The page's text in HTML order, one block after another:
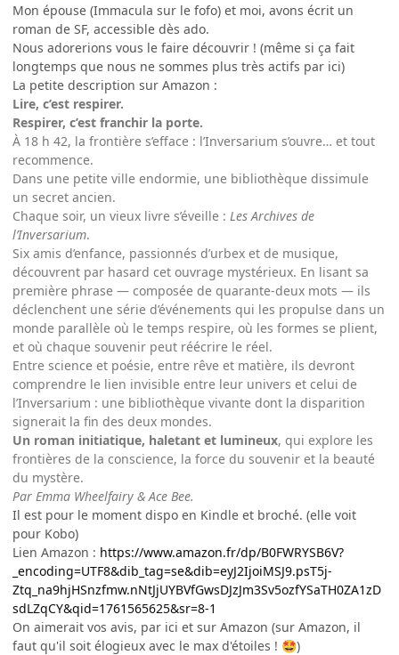
Mon épouse (Immacula sur le fofo) et moi, avons écrit un
roman de SF, accessible dès ado.
Nous adorerions vous le faire découvrir ! (même si ça fait
longtemps que nous ne sommes plus très actifs par ici)
La petite description sur Amazon :
Lire, c’est respirer.
Respirer, c’est franchir la porte.
À 18 h 42, la frontière s’efface : l’Inversarium s’ouvre… et tout
recommence.
Dans une petite ville endormie, une bibliothèque dissimule
un secret ancien.
Chaque soir, un vieux livre s’éveille : Les Archives de
l’Inversarium.
Six amis d’enfance, passionnés d’urbex et de musique,
découvrent par hasard cet ouvrage mystérieux. En lisant sa
première phrase — composée de quarante-deux mots — ils
déclenchent une série d’événements qui les propulse dans un
monde parallèle où le temps respire, où les formes se plient,
et où chaque souvenir peut réécrire le réel.
Entre science et poésie, entre rêve et matière, ils devront
comprendre le lien invisible entre leur univers et celui de
l’Inversarium : une bibliothèque vivante dont la disparition
signerait la fin des deux mondes.
Un roman initiatique, haletant et lumineux, qui explore les
frontières de la conscience, la force du souvenir et la beauté
du mystère.
Par Emma Wheelfairy & Ace Bee.
Il est pour le moment dispo en Kindle et broché. (elle voit
pour Kobo)
Lien Amazon : https://www.amazon.fr/dp/B0FWRYSB6V?
_encoding=UTF8&dib_tag=se&dib=eyJ2IjoiMSJ9.psT5j-
Ztq_na9hjHSnzfmw.nNtJjUYBVfGwsDJzJm3Sv5ozfYSaTH0ZA1zD
sdLZqCY&qid=1761565625&sr=8-1
On aimerait vos avis, par ici et sur Amazon (sur Amazon, il
faut qu'il soit élogieux avec le max d'étoiles ! 🤩)